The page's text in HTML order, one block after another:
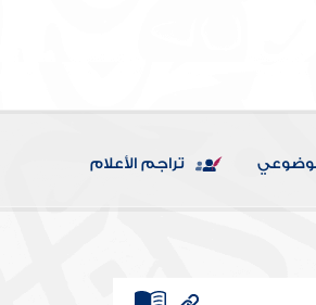
تراجم الأعلام